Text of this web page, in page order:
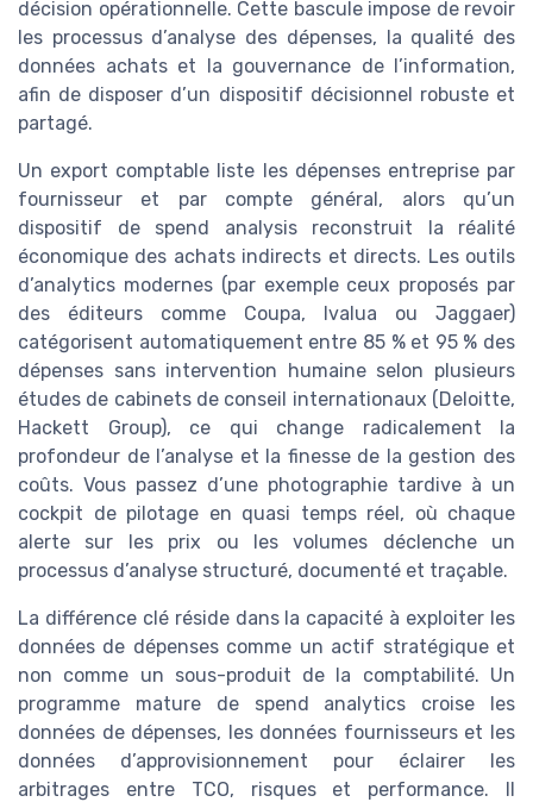
décision opérationnelle. Cette bascule impose de revoir
les processus d’analyse des dépenses, la qualité des
données achats et la gouvernance de l’information,
afin de disposer d’un dispositif décisionnel robuste et
partagé.
Un export comptable liste les dépenses entreprise par
fournisseur et par compte général, alors qu’un
dispositif de spend analysis reconstruit la réalité
économique des achats indirects et directs. Les outils
d’analytics modernes (par exemple ceux proposés par
des éditeurs comme Coupa, Ivalua ou Jaggaer)
catégorisent automatiquement entre 85 % et 95 % des
dépenses sans intervention humaine selon plusieurs
études de cabinets de conseil internationaux (Deloitte,
Hackett Group), ce qui change radicalement la
profondeur de l’analyse et la finesse de la gestion des
coûts. Vous passez d’une photographie tardive à un
cockpit de pilotage en quasi temps réel, où chaque
alerte sur les prix ou les volumes déclenche un
processus d’analyse structuré, documenté et traçable.
La différence clé réside dans la capacité à exploiter les
données de dépenses comme un actif stratégique et
non comme un sous-produit de la comptabilité. Un
programme mature de spend analytics croise les
données de dépenses, les données fournisseurs et les
données d’approvisionnement pour éclairer les
arbitrages entre TCO, risques et performance. Il